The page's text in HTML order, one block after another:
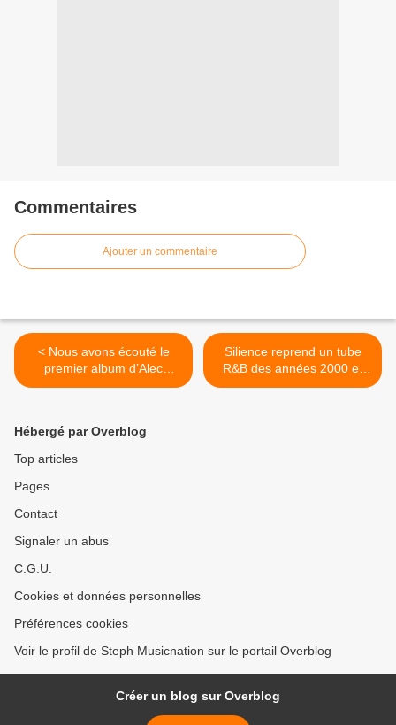
Commentaires
Ajouter un commentaire
< Nous avons écouté le
premier album d’Alec
Benjamin !
Silience reprend un tube
R&B des années 2000 et
c’est très réussi ! >
Hébergé par Overblog
Top articles
Pages
Contact
Signaler un abus
C.G.U.
Cookies et données personnelles
Préférences cookies
Voir le profil de Steph Musicnation sur le portail Overblog
Créer un blog sur Overblog